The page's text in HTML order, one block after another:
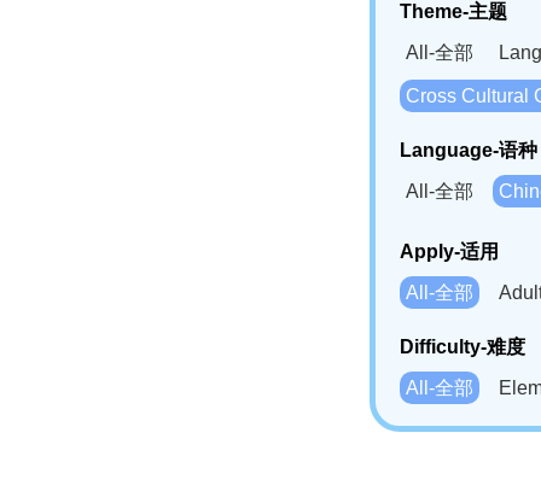
Theme-主题
All-全部
Cross Cultural
Language-语种
All-全部
Bahasa
Swahili(SW)-
Apply-适用
All-全部
Difficulty-难度
All-全部